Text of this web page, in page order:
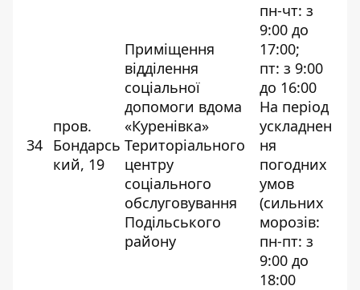
34
пров.
Бондарсь
кий, 19
Приміщення
відділення
соціальної
допомоги вдома
«Куренівка»
Територіального
центру
соціального
обслуговування
Подільського
району
пн-чт: з
9:00 до
17:00;
пт: з 9:00
до 16:00
На період
ускладнен
ня
погодних
умов
(сильних
морозів:
пн-пт: з
9:00 до
18:00